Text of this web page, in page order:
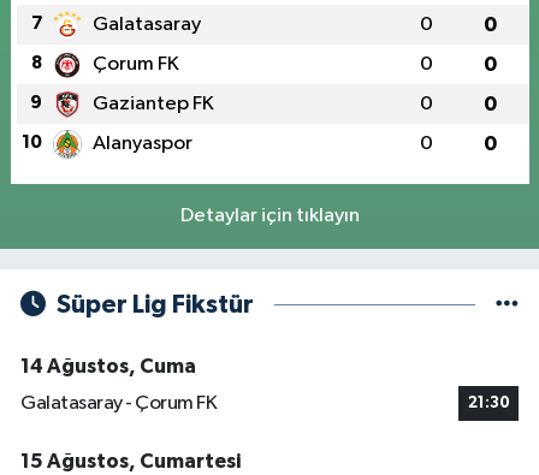
7 Galatasaray 0 0
8 Çorum FK 0 0
9 Gaziantep FK 0 0
10 Alanyaspor 0 0
Detaylar için tıklayın
Süper Lig Fikstür
14 Ağustos, Cuma
Galatasaray - Çorum FK
21:30
15 Ağustos, Cumartesi